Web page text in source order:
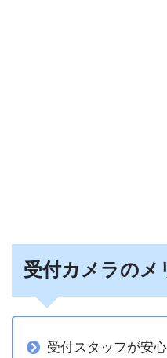
受付カメラのメ
受付スタッフが安